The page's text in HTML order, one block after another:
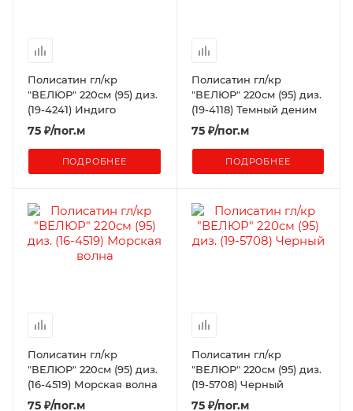
Полисатин гл/кр
"ВЕЛЮР" 220см (95) диз.
(19-4241) Индиго
75 ₽/пог.м
ПОДРОБНЕЕ
Полисатин гл/кр
"ВЕЛЮР" 220см (95) диз.
(19-4118) Темный деним
75₽/пог.м
ПОДРОБНЕЕ
Полисатин гл/кр
"ВЕЛЮР" 220см (95) диз.
(16-4519) Морская волна
75 ₽/пог.м
Полисатин гл/кр
"ВЕЛЮР" 220см (95) диз.
(19-5708) Черный
75₽/пог.м